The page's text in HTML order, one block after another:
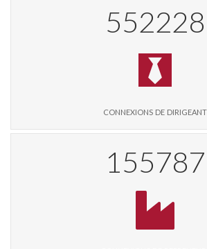
570129
connexions de dirigeant
160861